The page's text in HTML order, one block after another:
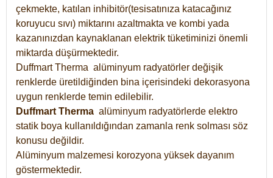
çekmekte, katılan inhibitör(tesisatınıza katacağınız
koruyucu sıvı) miktarını azaltmakta ve kombi yada
kazanınızdan kaynaklanan elektrik tüketiminizi önemli
miktarda düşürmektedir.
Duffmart Therma alüminyum radyatörler değişik
renklerde üretildiğinden bina içerisindeki dekorasyona
uygun renklerde temin edilebilir.
Duffmart Therma alüminyum radyatörlerde elektro
statik boya kullanıldığından zamanla renk solması söz
konusu değildir.
Alüminyum malzemesi korozyona yüksek dayanım
göstermektedir.